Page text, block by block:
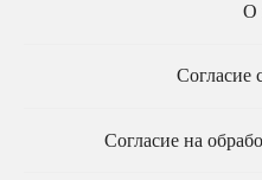
О
Согласие
Согласие на